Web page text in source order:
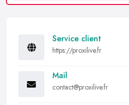
Service client
https://proxilive.fr
Mail
contact@proxilive.fr